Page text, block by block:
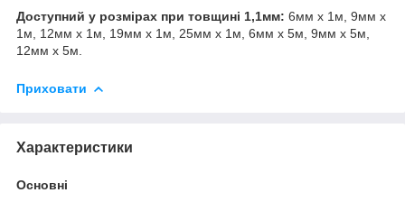
Доступний у розмірах при товщині 1,1мм: 6мм х 1м, 9мм х
1м, 12мм х 1м, 19мм х 1м, 25мм х 1м, 6мм х 5м, 9мм х 5м,
12мм х 5м.
Приховати
Характеристики
Основні